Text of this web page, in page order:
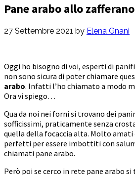
Pane arabo allo
27 Settembre 2021 by Elena Gnani
Oggi ho bisogno di voi, esperti di
non sono sicura di poter chiamare
arabo. Infatti l’ho chiamato a modo
Ora vi spiego…
Qua da noi nei forni si trovano dei
sofficissimi, praticamente senza
quella della focaccia alta. Molto amati
perfetti per essere imbottiti con
chiamati pane arabo.
Però poi se cerco in rete pane arabo